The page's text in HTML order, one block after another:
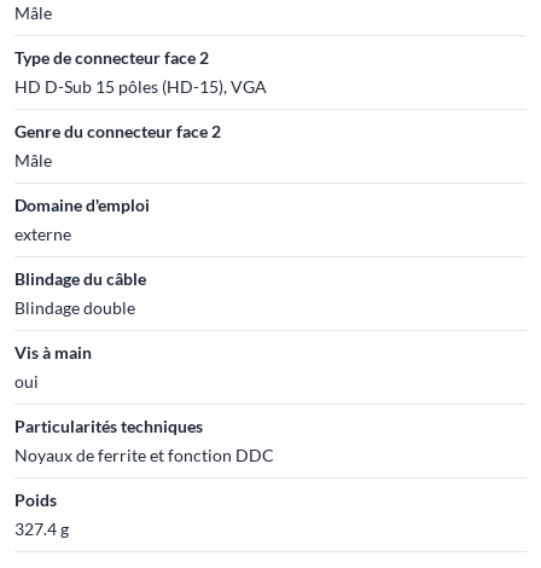
Mâle
Type de connecteur face 2
HD D-Sub 15 pôles (HD-15), VGA
Genre du connecteur face 2
Mâle
Domaine d'emploi
externe
Blindage du câble
Blindage double
Vis à main
oui
Particularités techniques
Noyaux de ferrite et fonction DDC
Poids
327.4 g